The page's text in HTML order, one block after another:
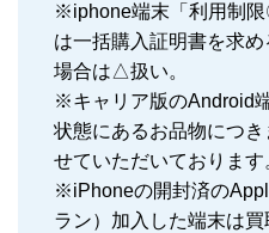
※iphone端末「利用制
は一括購入証明書を求
場合は△扱い。
※キャリア版のAndroid
状態にあるお品物につ
せていただいております
※iPhoneの開封済の
ラン）加入した端末は買